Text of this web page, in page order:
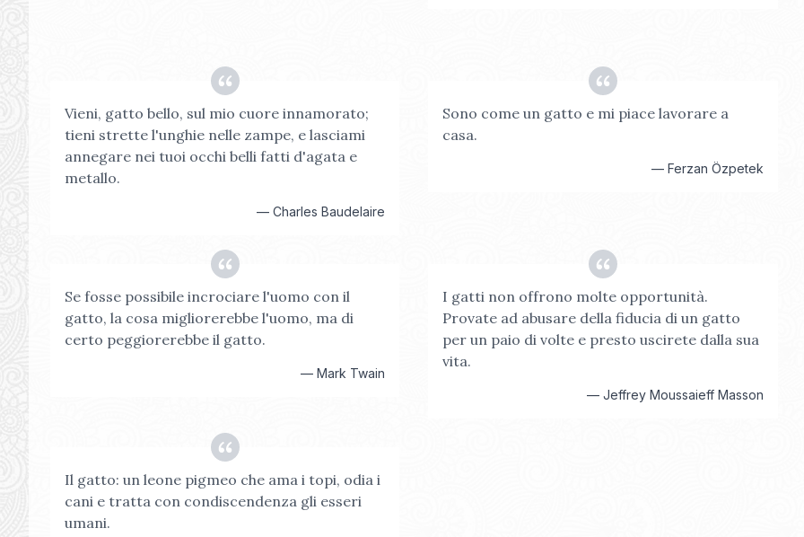
Vieni, gatto bello, sul mio cuore innamorato;
tieni strette l'unghie nelle zampe, e lasciami
annegare nei tuoi occhi belli fatti d'agata e
metallo.
—Charles Baudelaire
Sono come un gatto e mi piace lavorare a
casa.
— Ferzan Özpetek
Se fosse possibile incrociare l'uomo con il
gatto, la cosa migliorerebbe l'uomo, ma di
certo peggiorerebbe il gatto.
—Mark Twain
I gatti non offrono molte opportunità.
Provate ad abusare della fiducia di un gatto
per un paio di volte e presto uscirete dalla sua
vita.
— Jeffrey Moussaieff Masson
Il gatto: un leone pigmeo che ama i topi, odia i
cani e tratta con condiscendenza gli esseri
umani.